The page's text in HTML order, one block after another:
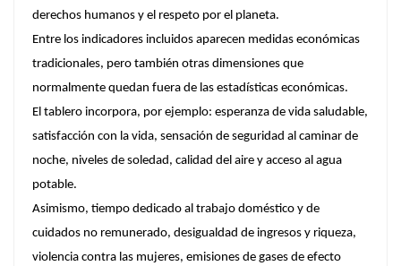
derechos humanos y el respeto por el planeta.
Entre los indicadores incluidos aparecen medidas económicas
tradicionales, pero también otras dimensiones que
normalmente quedan fuera de las estadísticas económicas.
El tablero incorpora, por ejemplo: esperanza de vida saludable,
satisfacción con la vida, sensación de seguridad al caminar de
noche, niveles de soledad, calidad del aire y acceso al agua
potable.
Asimismo, tiempo dedicado al trabajo doméstico y de
cuidados no remunerado, desigualdad de ingresos y riqueza,
violencia contra las mujeres, emisiones de gases de efecto